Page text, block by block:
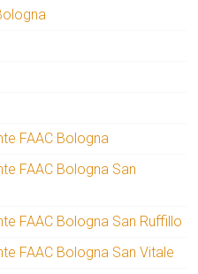
FAAC Bologna
FAAC Bologna San
FAAC Bologna San Ruffillo
FAAC Bologna San Vitale